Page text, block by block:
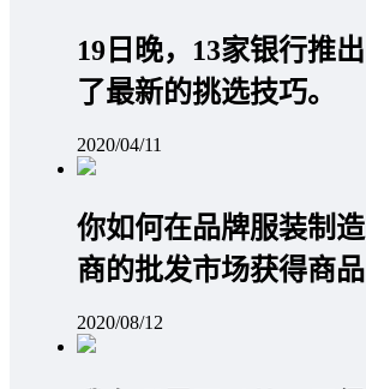
19日晚，13家银行推出
了最新的挑选技巧。
2020/04/11
你如何在品牌服装制造
商的批发市场获得商品
2020/08/12